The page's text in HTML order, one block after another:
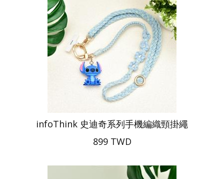
infoThink 史迪奇系列手機編織頸掛繩
899 TWD